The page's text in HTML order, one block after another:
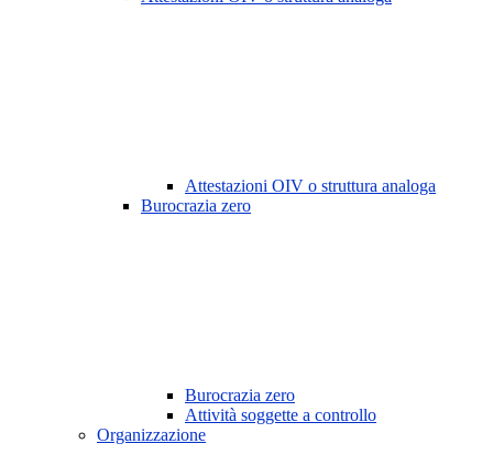
Attestazioni OIV o struttura analoga
Burocrazia zero
Burocrazia zero
Attività soggette a controllo
Organizzazione